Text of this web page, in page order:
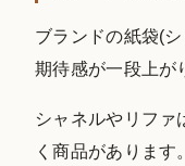
ブランドの紙袋(
期待感が一段上が
シャネルやリファ
く商品がありま